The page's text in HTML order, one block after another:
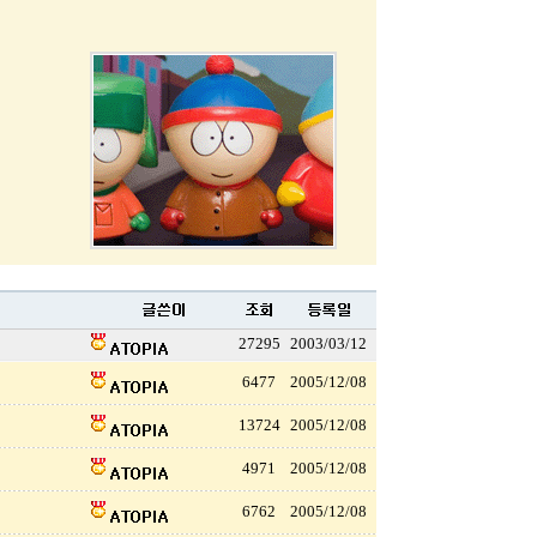
27295 2003/03/12
6477 2005/12/08
13724 2005/12/08
4971 2005/12/08
6762 2005/12/08